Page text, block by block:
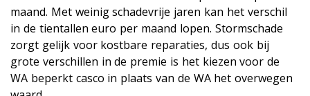
maand. Met weinig schadevrije jaren kan het verschil
in de tientallen euro per maand lopen. Stormschade
zorgt gelijk voor kostbare reparaties, dus ook bij
grote verschillen in de premie is het kiezen voor de
WA beperkt casco in plaats van de WA het overwegen